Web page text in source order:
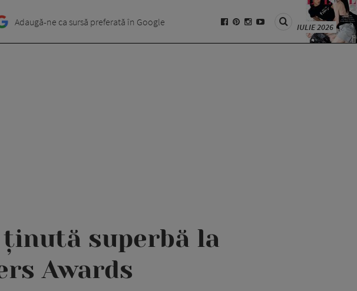
Adaugă-ne ca sursă preferată în Google IULIE 2026
superbă la
Awards